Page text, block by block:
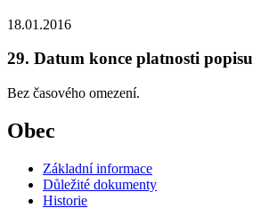
18.01.2016
29. Datum konce platnosti popisu
Bez časového omezení.
Obec
Základní informace
Důležité dokumenty
Historie